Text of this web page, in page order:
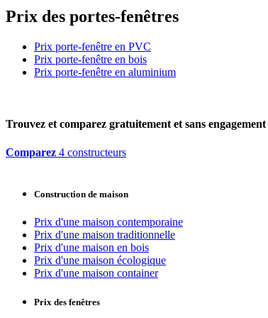
Prix des portes-fenêtres
Prix porte-fenêtre en PVC
Prix porte-fenêtre en bois
Prix porte-fenêtre en aluminium
Trouvez et comparez gratuitement et sans engagement
Comparez 4 constructeurs
Construction de maison
Prix d'une maison contemporaine
Prix d'une maison traditionnelle
Prix d'une maison en bois
Prix d'une maison écologique
Prix d'une maison container
Prix des fenêtres